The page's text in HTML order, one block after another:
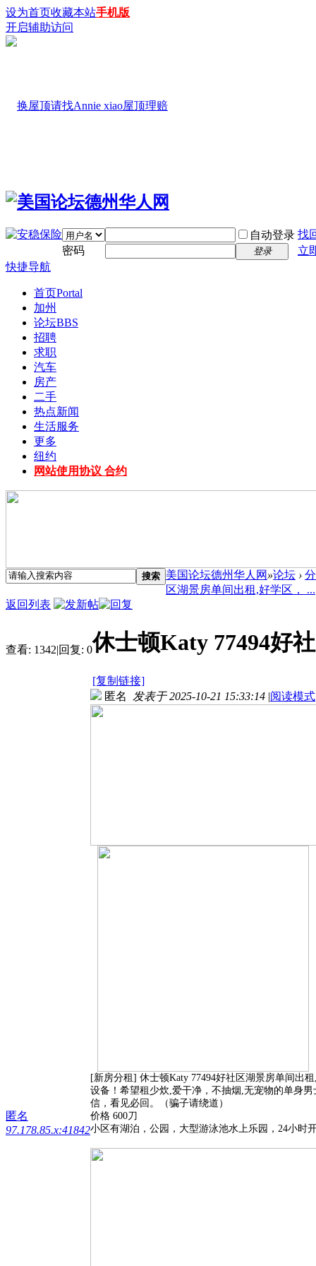
设为首页收藏本站手机版
开启辅助访问
自动登录 找
密码
登录
立
快捷导航
首页Portal
加州
论坛BBS
招聘
求职
汽车
房产
二手
热点新闻
生活服务
更多
纽约
网站使用协议 合约
搜索 美国论坛德州华人网 »论坛 ›
区湖景房单间出租,好学区， ...
返回列表
查看: 1342|回复: 0休士顿Katy 77494好
[复制链接]
匿名
97.178.85.x:41842
匿名 发表于 2025-10-21 15:33:14 |阅读模式
[新房分租] 休士顿Katy 77494好社区湖景房单间出
设备！希望租少炊,爱干净，不抽烟,无宠物的单身
信，看见必回。（骗子请绕道）
价格 600刀
小区有湖泊，公园，大型游泳池水上乐园，24小时